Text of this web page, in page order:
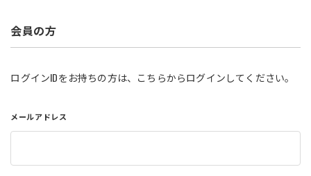
ナップスメンバーズ
店舗を探す
コーポレートサイト
利用規約
商品レビュー利用規約
会員の方
ログインIDをお持ちの方は、こちらからログインしてください。
メールアドレス